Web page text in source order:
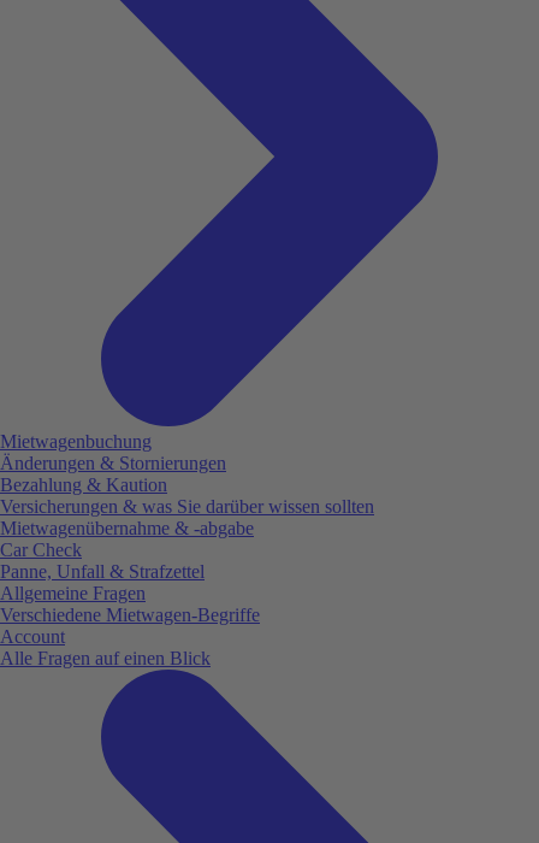
Mietwagenbuchung
Änderungen & Stornierungen
Bezahlung & Kaution
Versicherungen & was Sie darüber wissen sollten
Mietwagenübernahme & -abgabe
Car Check
Panne, Unfall & Strafzettel
Allgemeine Fragen
Verschiedene Mietwagen-Begriffe
Account
Alle Fragen auf einen Blick